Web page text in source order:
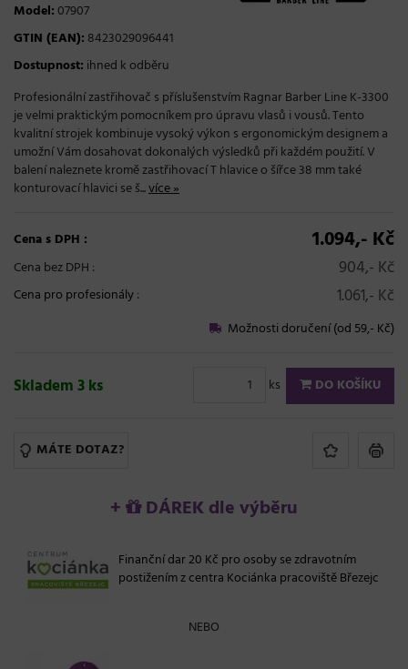
Model:07907
GTIN (EAN): 8423029096441
Dostupnost: ihned k odběru
Profesionální zastřihovač s příslušenstvím Ragnar Barber Line K-3300
je velmi praktickým pomocníkem pro úpravu vlasů i vousů. Tento
kvalitní strojek kombinuje vysoký výkon s ergonomickým designem a
umožní Vám dosahovat dokonalých výsledků při každém použití. V
balení naleznete kromě zastřihovací T hlavice o šířce 38 mm také
konturovací hlavici se š...více »
Cena s DPH : 1.094,- Kč
Cena bez DPH : 904,- Kč
Cena pro profesionály: 1.061,- Kč
Možnosti doručení (od 59,- Kč)
Skladem 3 ks ks DO KOŠÍKU
MÁTE DOTAZ?
+ DÁREK dle výběru
Finanční dar 20 Kč pro osoby se zdravotním
postižením z centra Kociánka pracoviště Březejc
NEBO